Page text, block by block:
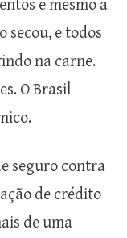
e mesmo a
secou, e todos
na carne.
O Brasil
seguro contra
de crédito
de uma